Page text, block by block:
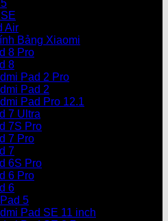
Air
Bảng Xiaomi
8 Pro
8
Pad 2 Pro
Pad 2
Pad Pro 12.1
7 Ultra
7S Pro
7 Pro
7
6S Pro
6 Pro
6
5
Pad SE 11 inch